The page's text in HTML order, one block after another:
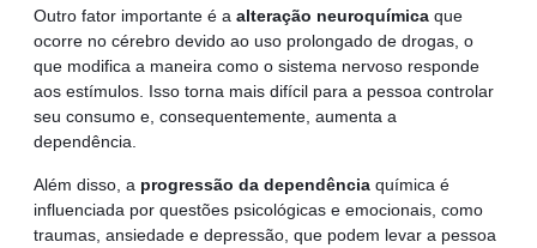
Outro fator importante é a alteração neuroquímica que
ocorre no cérebro devido ao uso prolongado de drogas, o
que modifica a maneira como o sistema nervoso responde
aos estímulos. Isso torna mais difícil para a pessoa controlar
seu consumo e, consequentemente, aumenta a
dependência.
Além disso, a progressão da dependência química é
influenciada por questões psicológicas e emocionais, como
traumas, ansiedade e depressão, que podem levar a pessoa